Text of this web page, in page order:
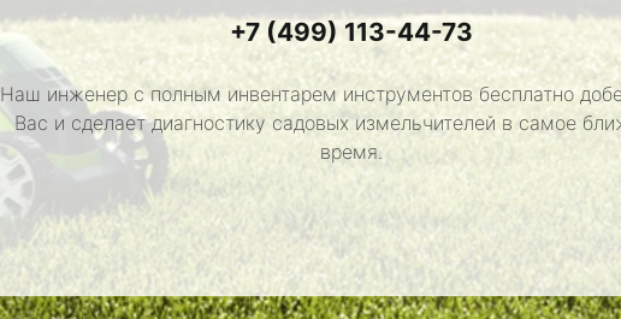
+7 (499) 113-44-73
Наш инженер с полным инвентарем инструментов бесплатно
Вас и сделает диагностику садовых измельчителей в самое
время.